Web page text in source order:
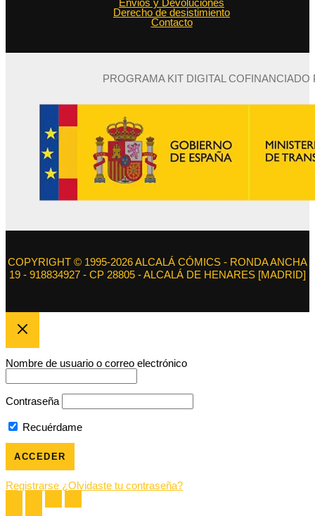
Envios y Devoluciones
Derecho de desistimiento
Contacto
PROGRAMA KIT DIGITAL
COPYRIGHT © 1995-2026 ALCALÁ CÓMICS - RONDA ANCHA
19 - 918834927 - CP 28805 - ALCALÁ DE HENARES [MADRID]
Nombre de usuario o correo electrónico
Contraseña
Recuérdame
Registrarse ¿Olvidaste tu contraseña?